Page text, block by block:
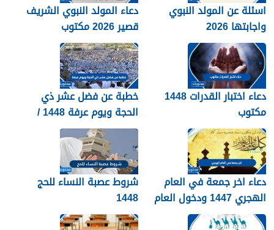
اسئلة عن المولد النبوي
واجابتها 2026
دعاء المولد النبوي الشريف
قصير 2026 مكتوب
دعاء اختبار القدرات 1448
مكتوب
خطبة عن فضل عشر ذي
الحجة ويوم عرفة 1448 /
2026
دعاء اخر جمعة في العام
الهجري 1447 ودخول العام
الجديد 1448
شروط عصبة النساء للحج
1448